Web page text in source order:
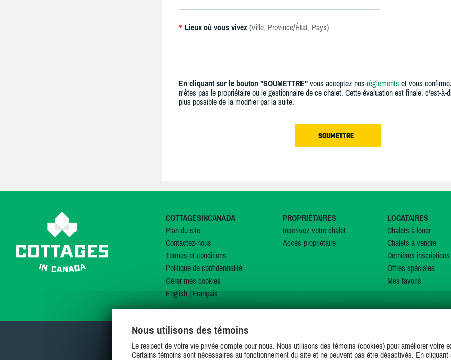
* Lieux où vous vivez (Ville, Province/État, Pays)
En cliquant sur le bouton "SOUMETTRE" vous acceptez nos règlements et vous
n'êtes pas le propriétaire ou le gestionnaire de ce chalet. Cette évaluation est finale, c'est-à-
plus possible de la modifier par la suite.
COTTAGESINCANADA
Plan du site
Contactez-nous
Termes et conditions
Politique de confidentialité
Gérer mes cookies
English| Français
PROPRIÉTAIRES
Inscrivez votre chalet
Accès propriétaire
LOCATAIRES
Chalets à louer
Chalets à vendre
Dernières inscriptions
Offres spéciales
Mes favoris
SUIVEZ-NOUS SUR
Nous utilisons des témoins
Le respect de votre vie privée compte pour nous. Nous utilisons des témoins (cookies) pour améliorer votre
Certains témoins sont nécessaires au fonctionnement du site et ne peuvent pas être désactivés. En